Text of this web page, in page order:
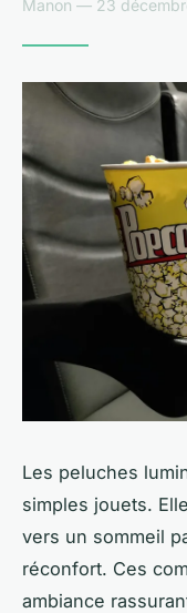
Manon — 23
Les peluches
simples jouets.
vers un sommeil
réconfort. Ces
ambiance